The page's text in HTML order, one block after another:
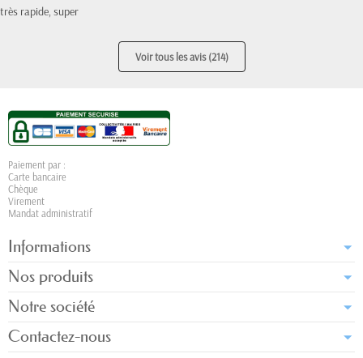
très rapide, super
Voir tous les avis (214)
Paiement par :
Carte bancaire
Chèque
Virement
Mandat administratif
Informations
Nos produits
Notre société
Contactez-nous